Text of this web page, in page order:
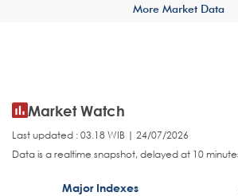
More Market Data
Market Watch
Last updated : 03.18 WIB | 24/07/2026
Data is a realtime snapshot, delayed at 10
Major Indexes